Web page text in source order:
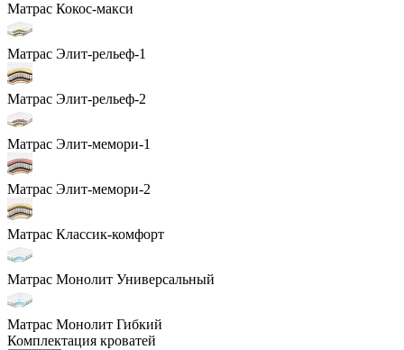
Матрас Кокос-макси
Матрас Элит-рельеф-1
Матрас Элит-рельеф-2
Матрас Элит-мемори-1
Матрас Элит-мемори-2
Матрас Классик-комфорт
Матрас Монолит Универсальный
Матрас Монолит Гибкий
Комплектация кроватей